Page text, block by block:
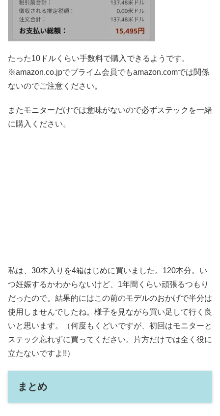
たった10ドルくらい手数料で購入できるようです。
※amazon.co.jpでプライム会員でもamazon.comでは関係
ないのでご注意ください。
またモニターだけでは意味がないので必ずステックを一緒
に購入ください。
私は、30本入りを4箱はじめに買いました。120本分。い
つ妊娠するかわからないけど、1年間くらい頑張るつもり
だったので。結果的にはこの前のモデルのおかげで半分は
使用しませんでしたね。様子を見ながら買い足して行く良
いと思います。（何度もくどいですが、初回はモニターと
ステック忘れずに買ってください。片方だけでは全く役に
立たないですよ!!）
まとめ